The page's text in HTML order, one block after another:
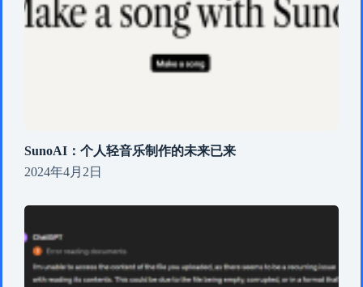
SunoAI：个人轻音乐制作的未来已来
2024年4月2日